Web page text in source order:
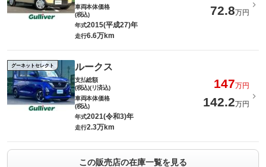
車両本体価格
(税込)
72.8万円
年式2015(平成27)年
走行6.6万km
グーネットセレクト ルークス
支払総額
(税込)(リ済込)
147万円
車両本体価格
(税込)
142.2万円
年式2021(令和3)年
走行2.3万km
この販売店の在庫一覧を見る